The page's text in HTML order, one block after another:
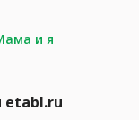
и я
etabl.ru